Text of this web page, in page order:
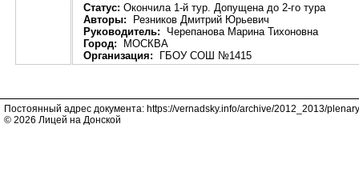
Статус: Окончила 1-й тур. Допущена до 2-го тура
Авторы: Резников Дмитрий Юрьевич
Руководитель: Черепанова Марина Тихоновна
Город: МОСКВА
Организация: ГБОУ СОШ №1415
Постоянный адрес документа: https://vernadsky.info/archive/2012_2013/
© 2026 Лицей на Донской